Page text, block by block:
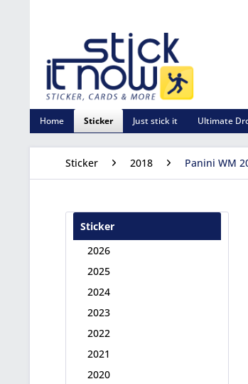
Home Sticker Just stick it Ultimate
Sticker 2018 Panini WM
Sticker
2026
2025
2024
2023
2022
2021
2020